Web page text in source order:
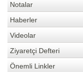
Notalar
Haberler
Videolar
Ziyaretçi Defteri
Önemli Linkler